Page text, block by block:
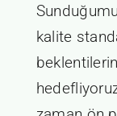
kalite